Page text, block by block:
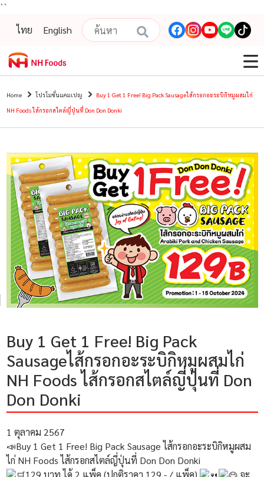
``
ไทย
English
Home โปรโมชั่นแคมเปญ
Buy 1 Get 1 Free! Big Pack Sausageไส้กรอกอะระบิกิหมูผสมไก่
NH Foods ไส้กรอกสไตล์ญี่ปุ่นที่ Don Don Donki
Buy 1 Get 1 Free! Big Pack
Sausageไส้กรอกอะระบิกิหมูผสมไก่
NH Foods ไส้กรอกสไตล์ญี่ปุ่นที่ Don
Don Donki
1 ตุลาคม 2567
📣Buy 1 Get 1 Free! Big Pack Sausage ไส้กรอกอะระบิกิหมูผสม
ไก่ NH Foods ไส้กรอกสไตล์ญี่ปุ่นที่ Don Don Donki
129 บาท ได้ 2 แพ็ค (ปกติราคา 129.- / แพ็ค)
จะ